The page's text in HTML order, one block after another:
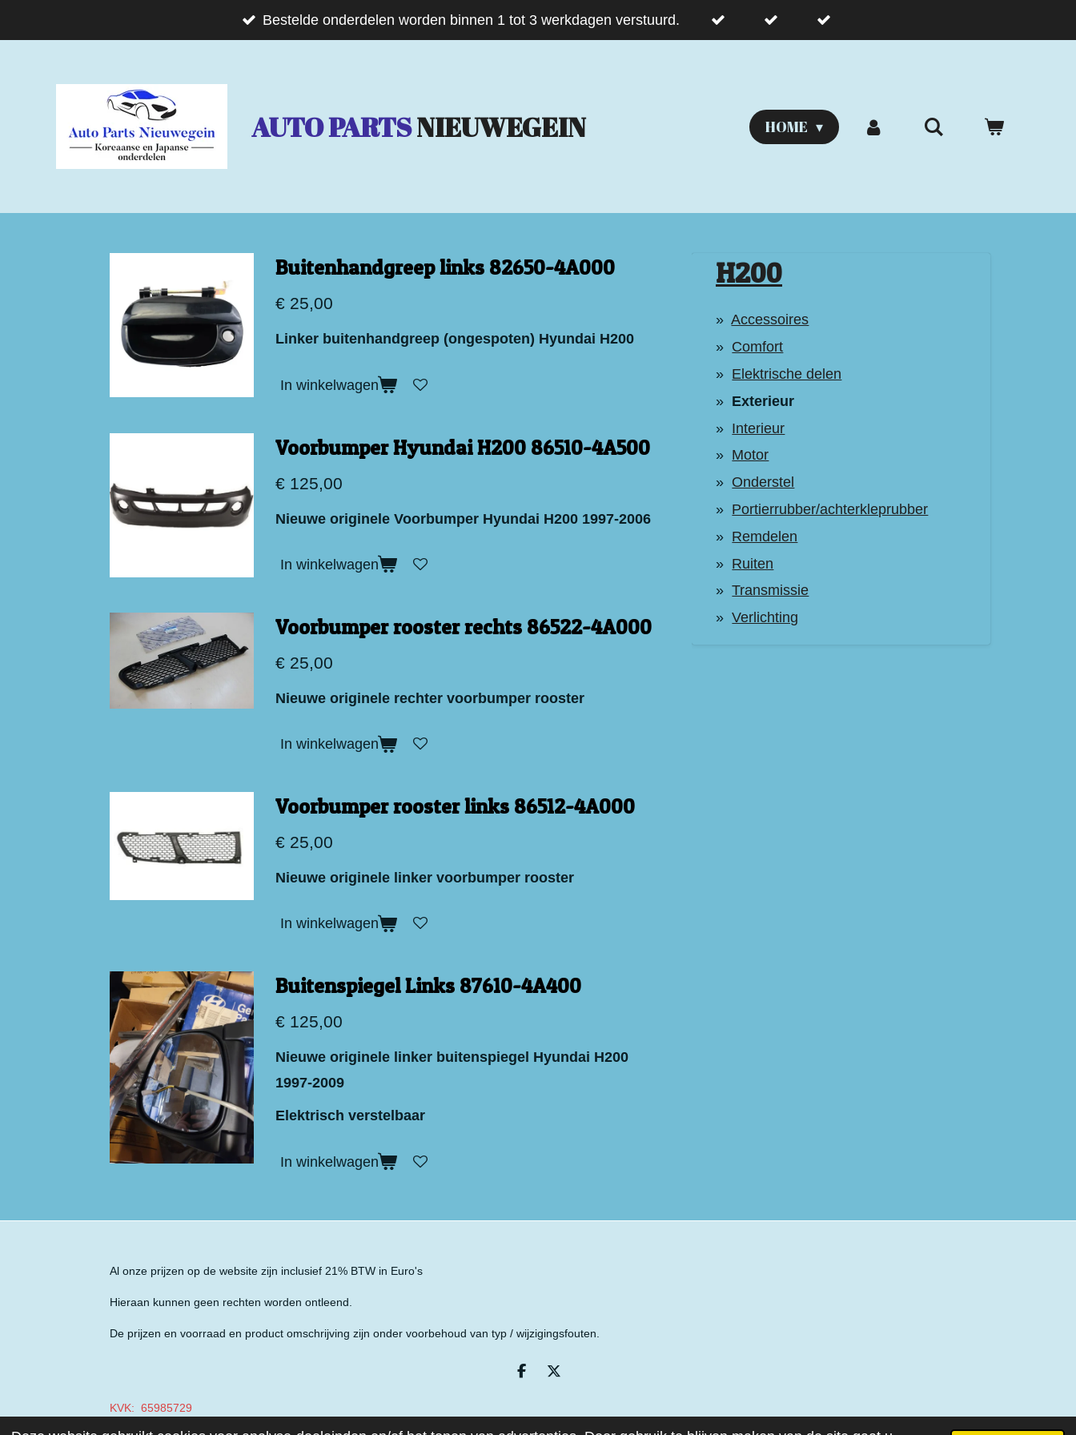
Bestelde onderdelen worden binnen 1 tot 3 werkdagen verstuurd.
AUTO PARTSNIEUWEGEIN HOME
Buitenhandgreep links 82650-4A000
€ 25,00
Linker buitenhandgreep (ongespoten) Hyundai H200
In winkelwagen
Voorbumper Hyundai H200 86510-4A500
€ 125,00
Nieuwe originele Voorbumper Hyundai H200 1997-2006
In winkelwagen
Voorbumper rooster rechts 86522-4A000
€ 25,00
Nieuwe originele rechter voorbumper rooster
In winkelwagen
Voorbumper rooster links 86512-4A000
€ 25,00
Nieuwe originele linker voorbumper rooster
In winkelwagen
Buitenspiegel Links 87610-4A400
€ 125,00
Nieuwe originele linker buitenspiegel Hyundai H200
1997-2009
Elektrisch verstelbaar
In winkelwagen
H200
Accessoires
Comfort
Elektrische delen
Exterieur
Interieur
Motor
Onderstel
Portierrubber/achterkleprubber
Remdelen
Ruiten
Transmissie
Verlichting
Al onze prijzen op de website zijn inclusief 21% BTW in Euro's
Hieraan kunnen geen rechten worden ontleend.
De prijzen en voorraad en product omschrijving zijn onder voorbehoud van typ / wijzigingsfouten.
D
e
D
l
KVK: 65985729